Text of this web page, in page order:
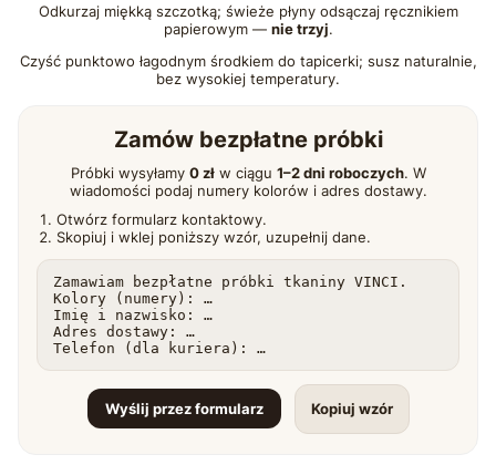
Odkurzaj miękką szczotką; świeże płyny odsączaj ręcznikiem
papierowym — nie trzyj.
Czyść punktowo łagodnym środkiem do tapicerki; susz naturalnie,
bez wysokiej temperatury.
Zamów bezpłatne próbki
Próbki wysyłamy 0 złw ciągu 1–2 dni roboczych. W
wiadomości podaj numery kolorów i adres dostawy.
Otwórz formularz kontaktowy.
Skopiuj i wklej poniższy wzór, uzupełnij dane.
Zamawiam bezpłatne próbki tkaniny VINCI.
Kolory (numery): …
Imię i nazwisko: …
Adres dostawy: …
Telefon (dla kuriera): …
Wyślij przez formularz Kopiuj wzór